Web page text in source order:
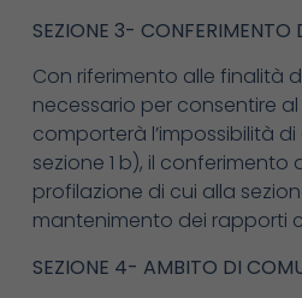
SEZIONE 3- CONFERIMENTO
Con riferimento alle finalità
necessario per consentire al
comporterà l’impossibilità
sezione 1 b), il
profilazione di cui alla
mantenimento dei rapporti
SEZIONE 4- AMBITO DI